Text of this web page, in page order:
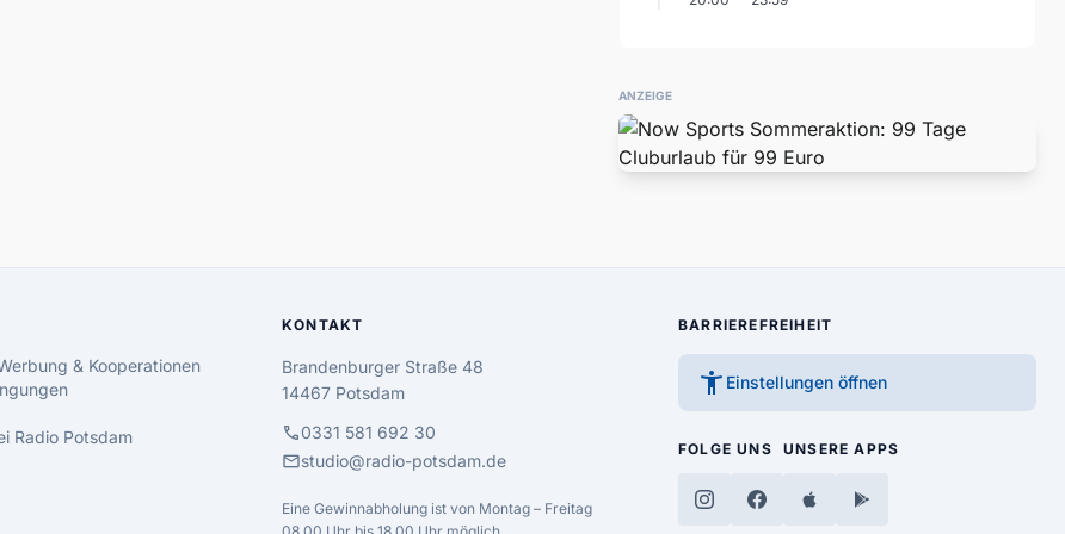
ANZEIGE
& Kooperationen
Radio Potsdam
KONTAKT
Brandenburger Straße 48
14467 Potsdam
call0331 581 692 30
mailstudio@radio-potsdam.de
Eine Gewinnabholung ist von Montag – Freitag
BARRIEREFREIHEIT
accessibility_new Einstellungen öffnen
FOLGE UNS UNSERE APPS